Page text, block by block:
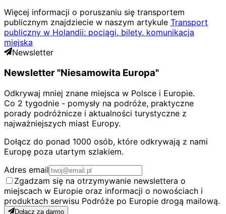
Więcej informacji o poruszaniu się transportem
publicznym znajdziecie w naszym artykule Transport
publiczny w Holandii: pociągi, bilety, komunikacja
miejska
Newsletter
Newsletter "Niesamowita Europa"
Odkrywaj mniej znane miejsca w Polsce i Europie.
Co 2 tygodnie - pomysły na podróże, praktyczne
porady podróżnicze i aktualności turystyczne z
najważniejszych miast Europy.
Dołącz do ponad 1000 osób, które odkrywają z nami
Europę poza utartym szlakiem.
Adres email
Zgadzam się na otrzymywanie newslettera o
miejscach w Europie oraz informacji o nowościach i
produktach serwisu Podróże po Europie drogą mailową.
Dołącz za darmo